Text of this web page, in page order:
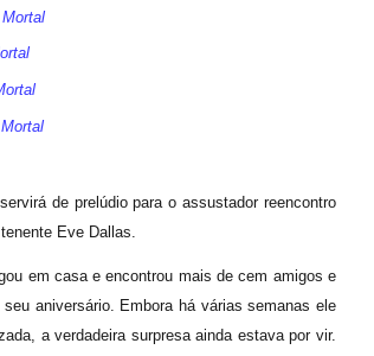
de prelúdio para o assustador reencontro
Eve Dallas.
em casa e encontrou mais de cem amigos e
aniversário. Embora há várias semanas ele
a verdadeira surpresa ainda estava por vir.